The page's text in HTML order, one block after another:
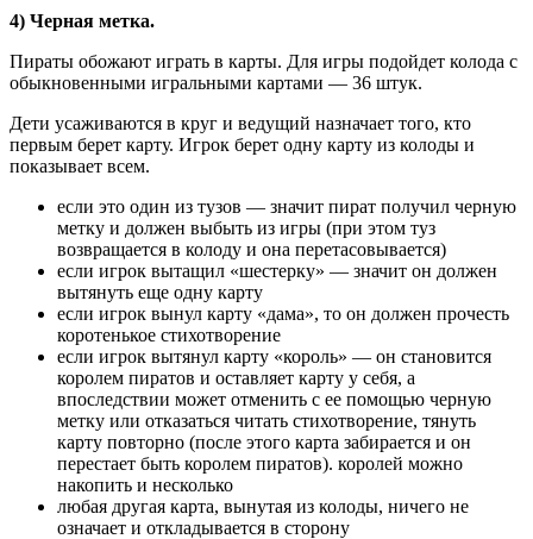
4) Черная метка.
Пираты обожают играть в карты. Для игры подойдет колода с
обыкновенными игральными картами — 36 штук.
Дети усаживаются в круг и ведущий назначает того, кто
первым берет карту. Игрок берет одну карту из колоды и
показывает всем.
если это один из тузов — значит пират получил черную
метку и должен выбыть из игры (при этом туз
возвращается в колоду и она перетасовывается)
если игрок вытащил «шестерку» — значит он должен
вытянуть еще одну карту
если игрок вынул карту «дама», то он должен прочесть
коротенькое стихотворение
если игрок вытянул карту «король» — он становится
королем пиратов и оставляет карту у себя, а
впоследствии может отменить с ее помощью черную
метку или отказаться читать стихотворение, тянуть
карту повторно (после этого карта забирается и он
перестает быть королем пиратов). королей можно
накопить и несколько
любая другая карта, вынутая из колоды, ничего не
означает и откладывается в сторону